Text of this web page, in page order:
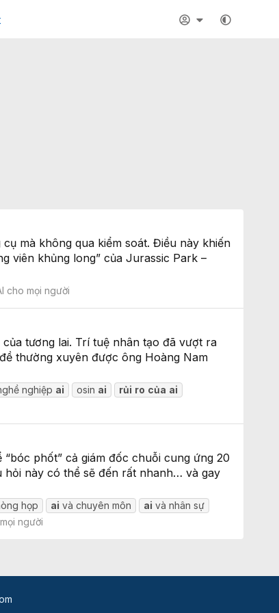
mà không qua kiểm soát. Điều này khiến
viên khủng long” của Jurassic Park –
cho mọi người
tương lai. Trí tuệ nhân tạo đã vượt ra
thường xuyên được ông Hoàng Nam
nghiệp ai osin ai rủi ro của ai
phốt” cả giám đốc chuỗi cung ứng 20
hỏi này có thể sẽ đến rất nhanh… và gay
họp ai và chuyên môn ai và nhân sự
người